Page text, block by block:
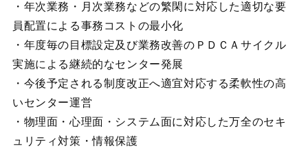
・年次業務・月次業務などの繁閑に対応した適切な要
員配置による事務コストの最小化
・年度毎の目標設定及び業務改善のＰＤＣＡサイクル
実施による継続的なセンター発展
・今後予定される制度改正へ適宜対応する柔軟性の高
いセンター運営
・物理面・心理面・システム面に対応した万全のセキ
ュリティ対策・情報保護